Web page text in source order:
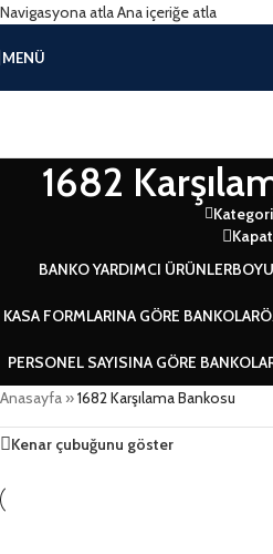
Navigasyona atlaAna içeriğe atla
MENÜ
1682
Kapat
BANKO YARDIMCI ÜRÜNLER
KASA FORMLARINA GÖRE BANKOLAR
PERSONEL SAYISINA GÖRE
Anasayfa »1682 Karşılama Bankosu
Kenar çubuğunu göster